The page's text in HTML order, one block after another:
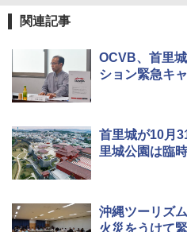
[キャンパー
広げるだけ
ーティング
簡単設置 ポ
￥9,990
イドプラス
ーズ メッシ
Across やわ
1cm ソフト
着替えテン
コンパクト
関連記事
OCVB、首里
ション緊急キ
首里城が10月
里城公園は臨
沖縄ツーリズ
火災をうけて